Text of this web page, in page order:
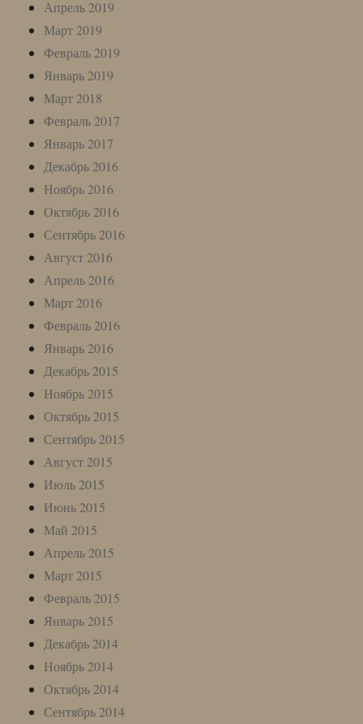
Апрель 2019
Март 2019
Февраль 2019
Январь 2019
Март 2018
Февраль 2017
Январь 2017
Декабрь 2016
Ноябрь 2016
Октябрь 2016
Сентябрь 2016
Август 2016
Апрель 2016
Март 2016
Февраль 2016
Январь 2016
Декабрь 2015
Ноябрь 2015
Октябрь 2015
Сентябрь 2015
Август 2015
Июль 2015
Июнь 2015
Май 2015
Апрель 2015
Март 2015
Февраль 2015
Январь 2015
Декабрь 2014
Ноябрь 2014
Октябрь 2014
Сентябрь 2014